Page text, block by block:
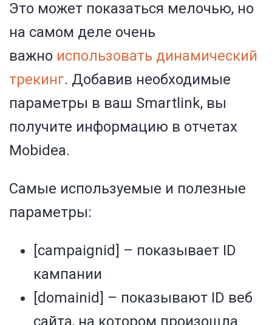
Это может показаться мелочью, но
на самом деле очень
важно использовать динамический
трекинг. Добавив необходимые
параметры в ваш Smartlink, вы
получите информацию в отчетах
Mobidea.
Самые используемые и полезные
параметры:
[campaignid] – показывает ID
кампании
[domainid] – показывают ID веб
сайта, на котором произошла